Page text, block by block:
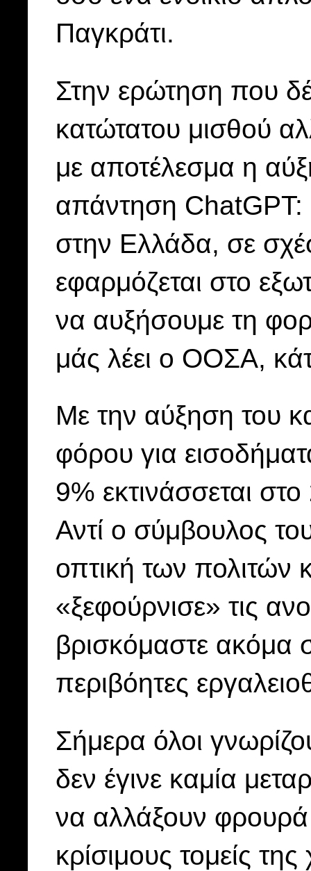
Παγκράτι.
Στην ερώτηση που
κατώτατου μισθού
με αποτέλεσμα η
απάντηση ChatGPT:
στην Ελλάδα, σε
εφαρμόζεται στο
να αυξήσουμε τη
μάς λέει ο ΟΟΣΑ,
Με την αύξηση του
φόρου για
9% εκτινάσσεται
Αντί ο σύμβουλος
οπτική των πολιτών
«ξεφούρνισε» τις
βρισκόμαστε ακόμα
περιβόητες
Σήμερα όλοι
δεν έγινε καμία
να αλλάξουν φρουρά
κρίσιμους τομείς